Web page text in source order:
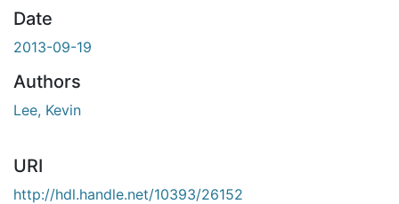
Date
2013-09-19
Authors
Lee, Kevin
URI
http://hdl.handle.net/10393/26152